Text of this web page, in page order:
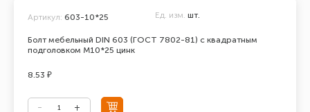
Болт мебельный DIN 603 (ГОСТ 7802-81) с квадратным
подголовком М10*25 цинк
Артикул: 603-10*25 Ед. изм. шт.
8.53 ₽